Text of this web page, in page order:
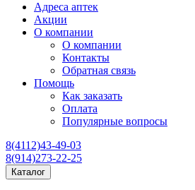
Адреса аптек
Акции
О компании
О компании
Контакты
Обратная связь
Помощь
Как заказать
Оплата
Популярные вопросы
8(4112)43-49-03
8(914)273-22-25
Каталог